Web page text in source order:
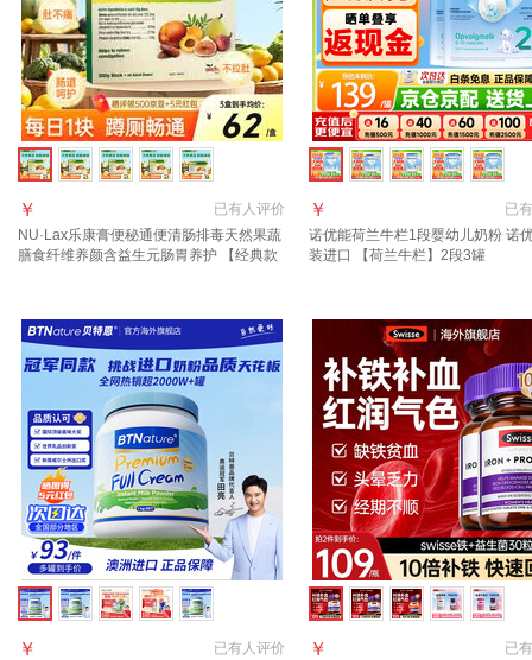
已有人评价
￥
NU·Lax乐康膏便秘通便清肠排毒天然果蔬
膳食纤维养颜含益生元肠胃养护 【经典款
已有
￥
诺优能荷兰牛栏1段婴幼儿奶粉 诺
装进口 【荷兰牛栏】2段3罐
已有人评价
￥ 已有
￥